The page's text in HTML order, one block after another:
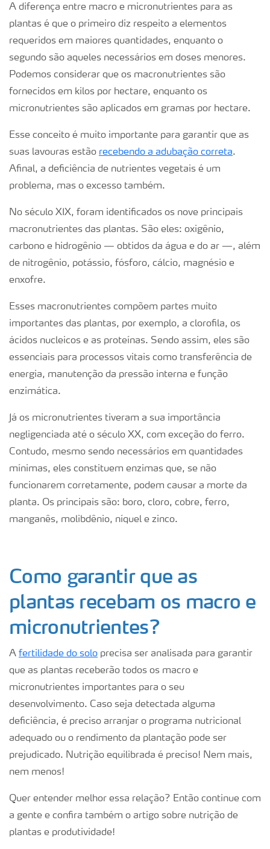
A diferença entre macro e micronutrientes para as
plantas é que o primeiro diz respeito a elementos
requeridos em maiores quantidades, enquanto o
segundo são aqueles necessários em doses menores.
Podemos considerar que os macronutrientes são
fornecidos em kilos por hectare, enquanto os
micronutrientes são aplicados em gramas por hectare.
Esse conceito é muito importante para garantir que as
suas lavouras estão recebendo a adubação correta.
Afinal, a deficiência de nutrientes vegetais é um
problema, mas o excesso também.
No século XIX, foram identificados os nove principais
macronutrientes das plantas. São eles: oxigênio,
carbono e hidrogênio — obtidos da água e do ar —, além
de nitrogênio, potássio, fósforo, cálcio, magnésio e
enxofre.
Esses macronutrientes compõem partes muito
importantes das plantas, por exemplo, a clorofila, os
ácidos nucleicos e as proteínas. Sendo assim, eles são
essenciais para processos vitais como transferência de
energia, manutenção da pressão interna e função
enzimática.
Já os micronutrientes tiveram a sua importância
negligenciada até o século XX, com exceção do ferro.
Contudo, mesmo sendo necessários em quantidades
mínimas, eles constituem enzimas que, se não
funcionarem corretamente, podem causar a morte da
planta. Os principais são: boro, cloro, cobre, ferro,
manganês, molibdênio, níquel e zinco.
Como garantir que as
plantas recebam os macro e
micronutrientes?
A fertilidade do solo precisa ser analisada para garantir
que as plantas receberão todos os macro e
micronutrientes importantes para o seu
desenvolvimento. Caso seja detectada alguma
deficiência, é preciso arranjar o programa nutricional
adequado ou o rendimento da plantação pode ser
prejudicado. Nutrição equilibrada é preciso! Nem mais,
nem menos!
Quer entender melhor essa relação? Então continue com
a gente e confira também o artigo sobre nutrição de
plantas e produtividade!